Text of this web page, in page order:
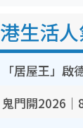
港生活